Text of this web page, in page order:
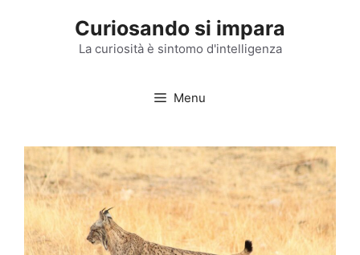
Curiosando si impara
La curiosità è sintomo d'intelligenza
Menu